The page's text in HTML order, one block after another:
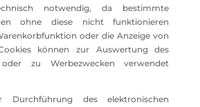
notwendig, da bestimmte
ohne diese nicht funktionieren
oder die Anzeige von
können zur Auswertung des
oder zu Werbezwecken verwendet
Durchführung des elektronischen